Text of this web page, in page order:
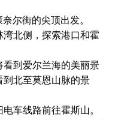
尔街的尖顶出发。
湾北侧，探索港口和霍
到爱尔兰海的美丽景
到北至莫恩山脉的景
车线路前往霍斯山。